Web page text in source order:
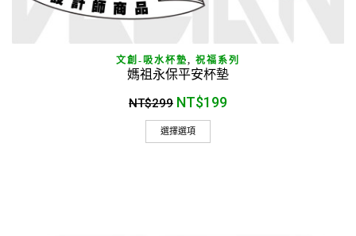
文創-吸水杯墊, 祝福系列
媽祖永保平安杯墊
NT$299 NT$199
選擇選項